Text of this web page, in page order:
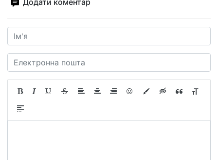
Додати коментар